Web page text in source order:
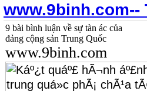
www.9binh.com--
9 bài bình luận về sự tàn ác của
đảng cộng sản Trung Quốc
www.9binh.com